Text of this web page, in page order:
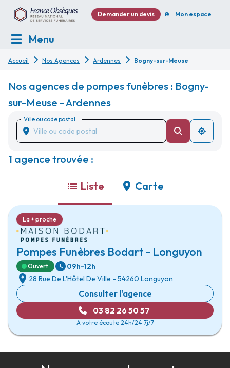
Demander un devis Mon espace
Menu
Accueil Nos Agences Ardennes Bogny-sur-Meuse
Nos agences de pompes funèbres : Bogny-
sur-Meuse - Ardennes
Ville ou code postal
1 agence trouvée :
Liste Carte
Pompes Funèbres Bodart - Longuyon
La + proche
Ouvert
09h-12h
28 Rue De L'Hôtel De Ville - 54260 Longuyon
Consulter l'agence
03 82 26 50 57
A votre écoute 24h/24 7j/7